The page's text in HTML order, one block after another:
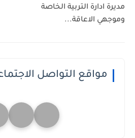
مديرة ادارة التربية الخاصة
وموجهي الاعاقة...
مواقع التواصل